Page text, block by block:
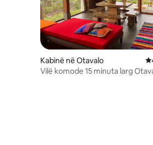
Kabinë në Otavalo
Vilë komode 15 minuta larg